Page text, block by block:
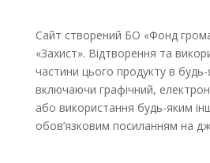
Сайт створений БО «Фонд
«Захист». Відтворення та
частини цього продукту в
включаючи графічний,
або використання будь-яким
обов’язковим посиланням на